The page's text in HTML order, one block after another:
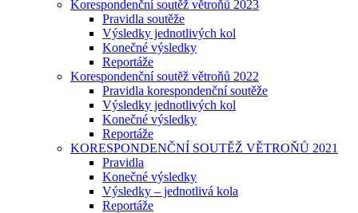
Korespondenční soutěž větroňů 2023
Pravidla soutěže
Výsledky jednotlivých kol
Konečné výsledky
Reportáže
Korespondenční soutěž větroňů 2022
Pravidla korespondenční soutěže
Výsledky jednotlivých kol
Konečné výsledky
Reportáže
KORESPONDENČNÍ SOUTĚŽ VĚTROŇŮ 2021
Pravidla
Konečné výsledky
Výsledky – jednotlivá kola
Reportáže